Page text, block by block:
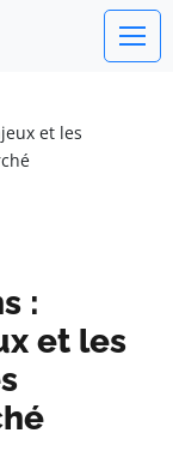
et les
:
et les